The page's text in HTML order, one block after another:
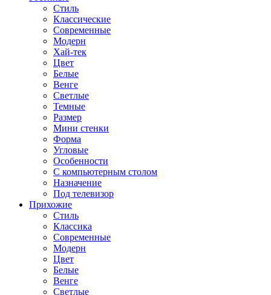
Стиль
Классические
Современные
Модерн
Хай-тек
Цвет
Белые
Венге
Светлые
Темные
Размер
Мини стенки
Форма
Угловые
Особенности
С компьютерным столом
Назначение
Под телевизор
Прихожие
Стиль
Классика
Современные
Модерн
Цвет
Белые
Венге
Светлые